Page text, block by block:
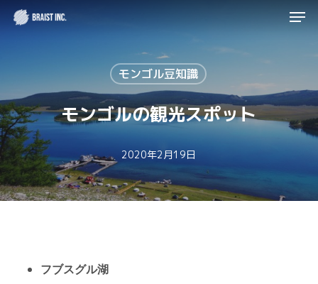
Skip
モンゴル豆知識
モンゴルの観光スポット
2020年2月19日
フブスグル湖